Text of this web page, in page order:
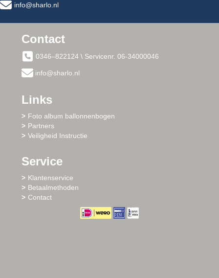
info@sharlo.nl
Contact
0346–822124 \ Servicenr. 06-34000046
info@sharlo.nl
Links
Foto album ballonnenbogen
Partners
Veiligheid Instructie
Service
Klantenservice
Betaalmethoden
Contact